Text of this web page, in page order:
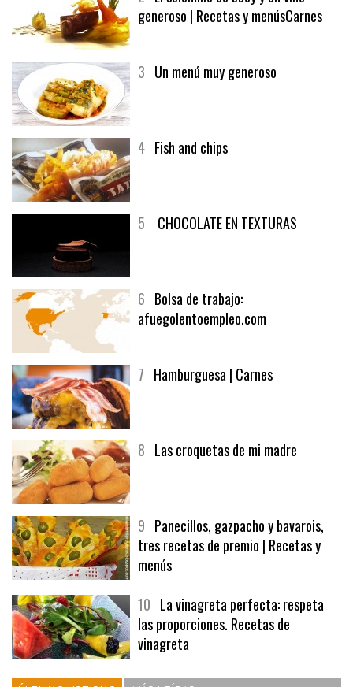
2El solomillo de buey y un vino
6Bolsa de trabajo:
9Panecillos, gazpacho y bavarois,
tres recetas de premio | Recetas y
menús
10La vinagreta perfecta: respeta
las proporciones. Recetas de
vinagreta